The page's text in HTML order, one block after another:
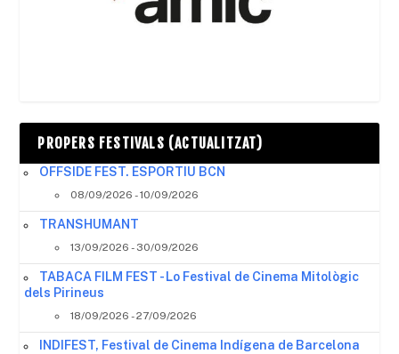
PROPERS FESTIVALS (ACTUALITZAT)
OFFSIDE FEST. ESPORTIU BCN
08/09/2026 - 10/09/2026
TRANSHUMANT
13/09/2026 - 30/09/2026
TABACA FILM FEST - Lo Festival de Cinema Mitològic
dels Pirineus
18/09/2026 - 27/09/2026
INDIFEST, Festival de Cinema Indígena de Barcelona